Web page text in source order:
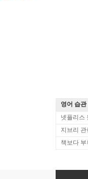
영어 습
넷플리스
지브리
책보다 부